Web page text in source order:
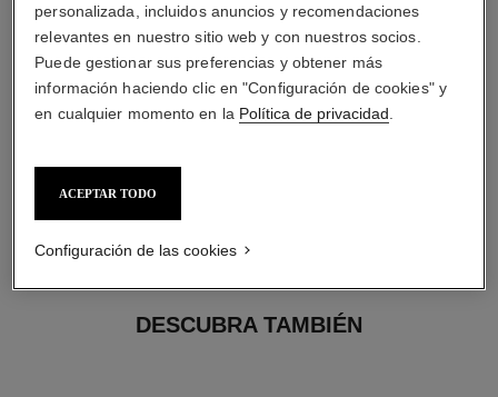
DESCUBRA TAMBIÉN
personalizada, incluidos anuncios y recomendaciones
relevantes en nuestro sitio web y con nuestros socios.
Puede gestionar sus preferencias y obtener más
información haciendo clic en "Configuración de cookies" y
en cualquier momento en la Política de privacidad
ACEPTAR TODO
Configuración de las cookies